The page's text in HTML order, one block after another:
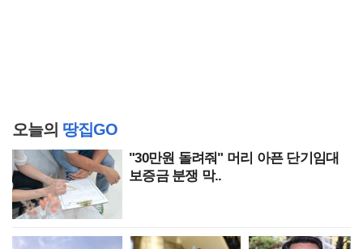
오늘의 땅집GO
"30만원 돌려줘" 머리 아픈 단기임대
보증금 분쟁 막..